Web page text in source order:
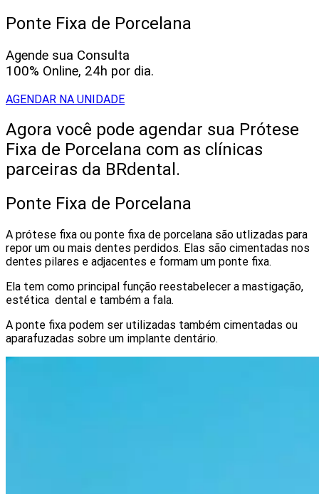
Ponte Fixa de Porcelana
Agende sua Consulta
100% Online, 24h por dia.
AGENDAR NA UNIDADE
Agora você pode agendar sua Prótese
Fixa de Porcelana com as clínicas
parceiras da BRdental.
Ponte Fixa de Porcelana
A prótese fixa ou ponte fixa de porcelana são utlizadas para
repor um ou mais dentes perdidos. Elas são cimentadas nos
dentes pilares e adjacentes e formam um ponte fixa.
Ela tem como principal função reestabelecer a mastigação,
estética dental e também a fala.
A ponte fixa podem ser utilizadas também cimentadas ou
aparafuzadas sobre um implante dentário.